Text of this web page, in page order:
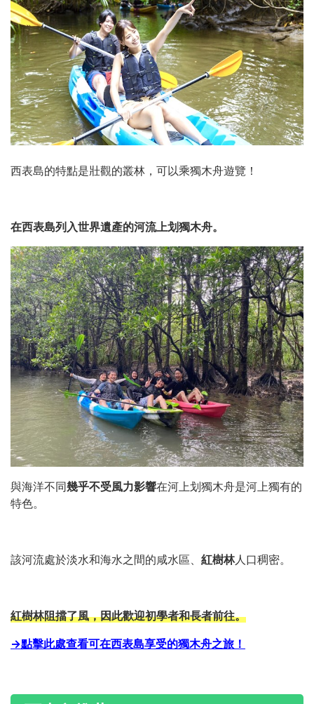
西表島的特點是壯觀的叢林，可以乘獨木舟遊覽！
在西表島列入世界遺產的河流上划獨木舟。
與海洋不同幾乎不受風力影響在河上划獨木舟是河上獨有的
特色。
該河流處於淡水和海水之間的咸水區、 紅樹林人口稠密。
紅樹林阻擋了風，因此歡迎初學者和長者前往。
→點擊此處查看可在西表島享受的獨木舟之旅！